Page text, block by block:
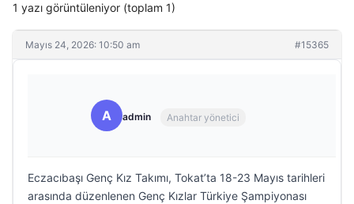
1 yazı görüntüleniyor (toplam 1)
Mayıs 24, 2026: 10:50 am #15365
A admin Anahtar yönetici
Eczacıbaşı Genç Kız Takımı, Tokat’ta 18-23 Mayıs tarihleri
arasında düzenlenen Genç Kızlar Türkiye Şampiyonası